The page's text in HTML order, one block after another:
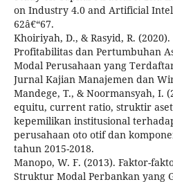
on Industry 4.0 and Artificial
62â€“67.
Khoiriyah, D., & Rasyid, R.
Profitabilitas dan Pertumbuhan
Modal Perusahaan yang
Jurnal Kajian Manajemen dan
Mandege, T., & Noormansyah, I.
equitu, current ratio, struktir
kepemilikan institusional
perusahaan oto otif dan
tahun 2015-2018.
Manopo, W. F. (2013). Faktor-
Struktur Modal Perbankan yang